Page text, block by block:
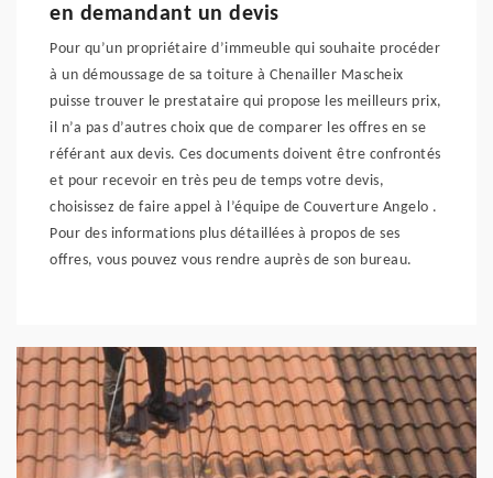
en demandant un devis
Pour qu’un propriétaire d’immeuble qui souhaite procéder
à un démoussage de sa toiture à Chenailler Mascheix
puisse trouver le prestataire qui propose les meilleurs prix,
il n’a pas d’autres choix que de comparer les offres en se
référant aux devis. Ces documents doivent être confrontés
et pour recevoir en très peu de temps votre devis,
choisissez de faire appel à l’équipe de Couverture Angelo .
Pour des informations plus détaillées à propos de ses
offres, vous pouvez vous rendre auprès de son bureau.